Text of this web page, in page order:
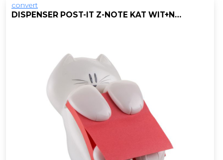
convert
DISPENSER POST-IT Z-NOTE KAT WIT+NOTE